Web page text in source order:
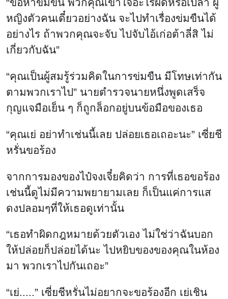
“ข้อหาข่มขืน พวกคุณเข้าใจอะไรผิดหรือเปล่า ผู้
หญิงตัวคนเดี๋ยวอย่างฉัน จะไปทำเรื่องข่มขืนได้
อย่างไร ถ้าพวกคุณจะจับ ไปจับไอ้เก่อต้าลี่สิ ไม่
เกี่ยวกับฉัน”
“คุณเป็นผู้สมรู้ร่วมคิดในการข่มขืน มีโทษเท่ากัน
ตามพวกเราไป” นายตำรวจนายหนึ่งพูดเสร็จ
กุญแจมือเย็น ๆ ก็ถูกล็อกอยู่บนข้อมือของเธอ
“คุณเย่ อย่าทำเช่นนี้เลย ปล่อยเธอเถอะนะ” เซี่ยชี
หรั่นขอร้อง
จากการมองของไป๋จงเจี๋ยคิดว่า การที่เธอขอร้อง
เช่นนี้ดูไม่มีความพยายามเลย ก็เป็นแค่การแส
ดงปลอมๆที่ให้เธอดูเท่านั้น
“เธอทำผิดกฎหมายด้วยตัวเอง ไม่ใช่ว่าฉันบอก
ให้ปล่อยก็ปล่อยได้นะ ไปหยิบของของคุณในห้อง
มา พวกเราไปกันเถอะ”
“เย่.....” เซี่ยชีหรั่นไม่อยากจะขอร้องอีก เย่เชิน